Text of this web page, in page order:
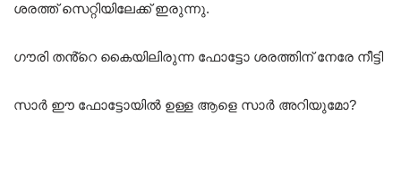
ശരത്ത് സെറ്റിയിലേക്ക് ഇരുന്നു.
ഗൗരി തൻ്റെ കൈയിലിരുന്ന ഫോട്ടോ ശരത്തിന് നേരേ നീട്ടി
സാർ ഈ ഫോട്ടോയിൽ ഉള്ള ആളെ സാർ അറിയുമോ?